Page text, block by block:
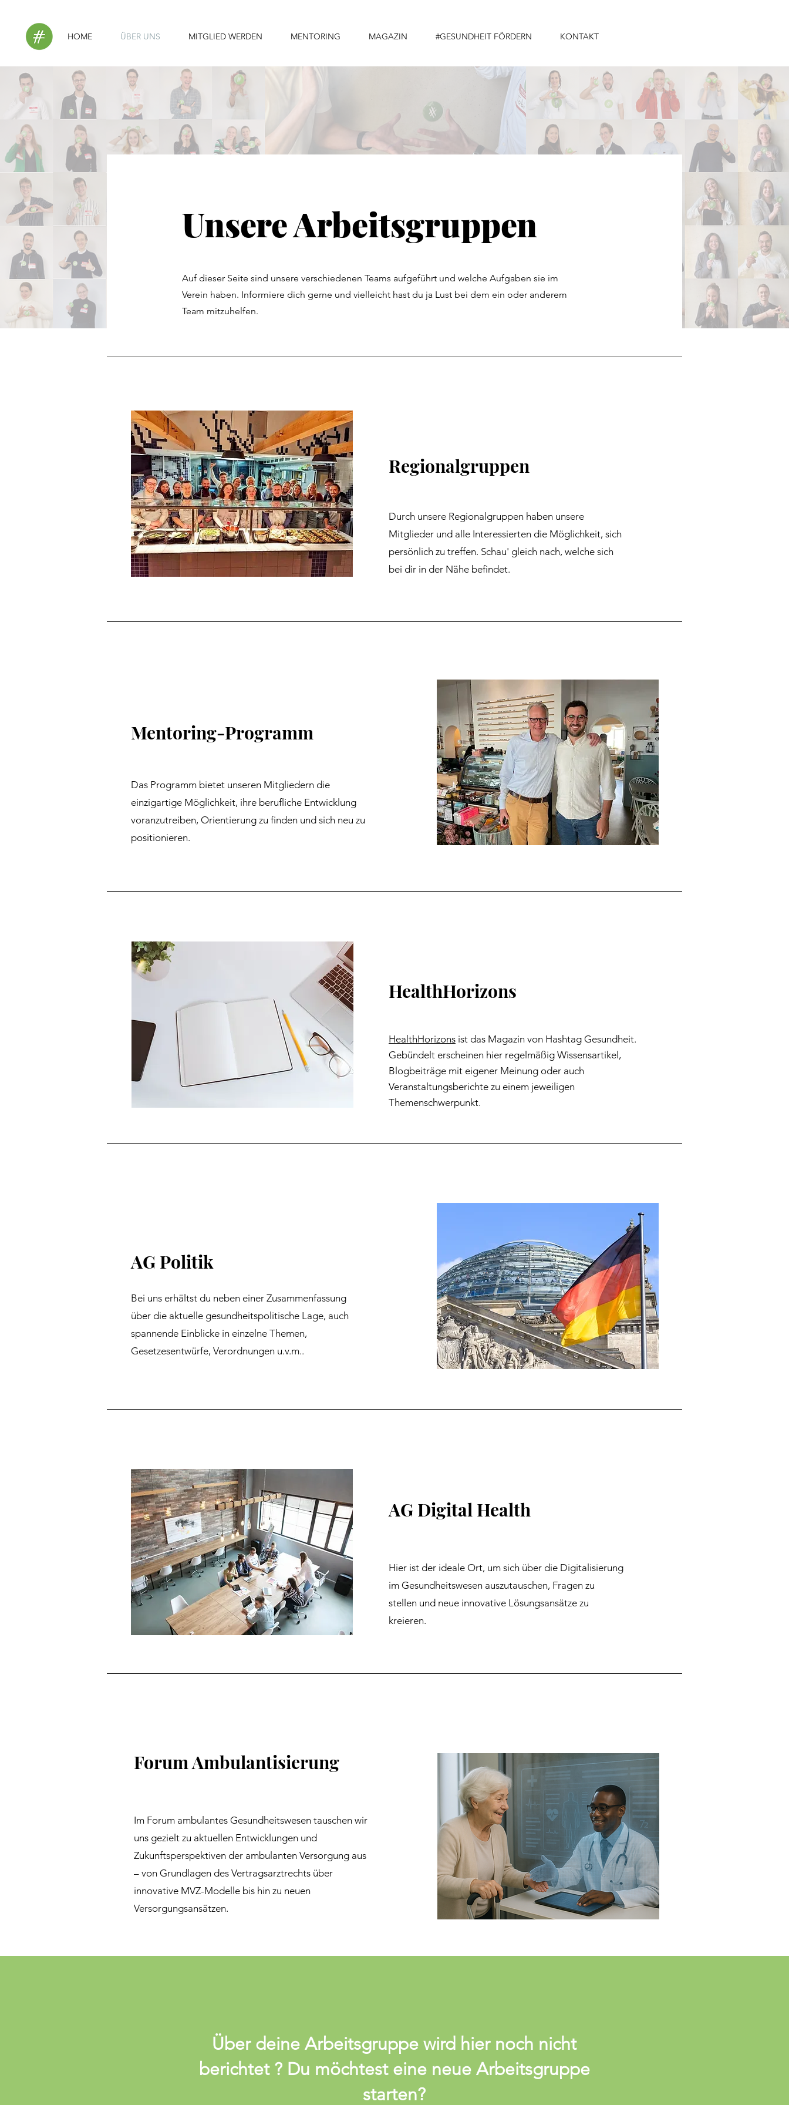
HOME ÜBER UNS MITGLIED WERDEN MENTORING MAGAZIN #GESUNDHEIT FÖRDERN KONTAKT
Unsere Arbeitsgruppen
Auf dieser Seite sind unsere verschiedenen Teams aufgeführt und welche Aufgaben sie im
Verein haben. Informiere dich gerne und vielleicht hast du ja Lust bei dem ein oder anderem
Team mitzuhelfen.
Regionalgruppen
Durch unsere Regionalgruppen haben unsere
Mitglieder und alle Interessierten die Möglichkeit, sich
persönlich zu treffen. Schau' gleich nach, welche sich
bei dir in der Nähe befindet.
Mentoring-Programm
Das Programm bietet unseren Mitgliedern die
einzigartige Möglichkeit, ihre berufliche Entwicklung
voranzutreiben, Orientierung zu finden und sich neu zu
positionieren.
HealthHorizons
HealthHorizons ist das Magazin von Hashtag Gesundheit.
Gebündelt erscheinen hier regelmäßig Wissensartikel,
Blogbeiträge mit eigener Meinung oder auch
Veranstaltungsberichte zu einem jeweiligen
Themenschwerpunkt.
AG Politik
Bei uns erhältst du neben einer Zusammenfassung
über die aktuelle gesundheitspolitische Lage, auch
spannende Einblicke in einzelne Themen,
Gesetzesentwürfe, Verordnungen u.v.m..
AG Digital Health
Hier ist der ideale Ort, um sich über die Digitalisierung
im Gesundheitswesen auszutauschen, Fragen zu
stellen und neue innovative Lösungsansätze zu
kreieren.
Forum Ambulantisierung
Im Forum ambulantes Gesundheitswesen tauschen wir
uns gezielt zu aktuellen Entwicklungen und
Zukunftsperspektiven der ambulanten Versorgung aus
– von Grundlagen des Vertragsarztrechts über
innovative MVZ-Modelle bis hin zu neuen
Versorgungsansätzen.
Über deine Arbeitsgruppe wird hier noch nicht
berichtet ? Du möchtest eine neue Arbeitsgruppe
starten?